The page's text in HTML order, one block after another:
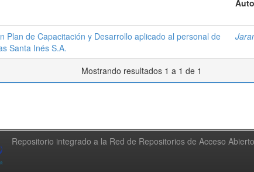
Plan de Capacitación y Desarrollo aplicado al personal de
Santa Inés S.A.
Mostrando resultados 1 a 1 de 1
Repositorio integrado a la Red de Repositorios de Acceso